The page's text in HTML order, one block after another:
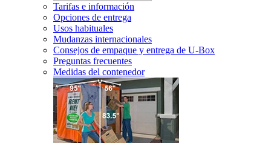
Tarifas e información
Opciones de entrega
Usos habituales
Mudanzas internacionales
Consejos de empaque y entrega de U-Box
Preguntas frecuentes
Medidas del contenedor